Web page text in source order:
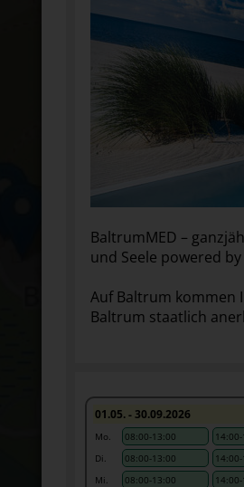
BaltrumMED –
und Seele powered by
Auf Baltrum kommen
Baltrum staatlich
01.05. - 30.09.2026
Mo. 08:00-13:00
Di.
08:00-13:00
Mi.
08:00-13:00